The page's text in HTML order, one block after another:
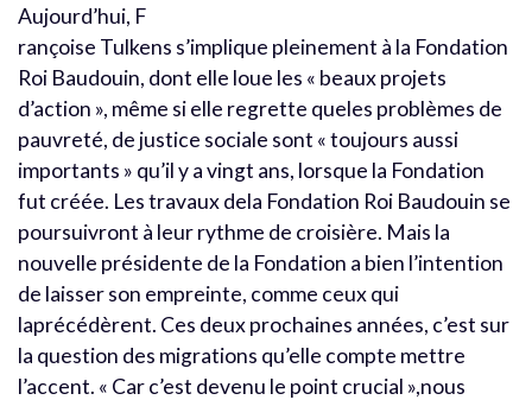
Aujourd’hui, F
rançoise Tulkens s’implique pleinement à la Fondation
Roi Baudouin, dont elle loue les « beaux projets
d’action », même si elle regrette queles problèmes de
pauvreté, de justice sociale sont « toujours aussi
importants » qu’il y a vingt ans, lorsque la Fondation
fut créée. Les travaux dela Fondation Roi Baudouin se
poursuivront à leur rythme de croisière. Mais la
nouvelle présidente de la Fondation a bien l’intention
de laisser son empreinte, comme ceux qui
laprécédèrent. Ces deux prochaines années, c’est sur
la question des migrations qu’elle compte mettre
l’accent. « Car c’est devenu le point crucial »,nous